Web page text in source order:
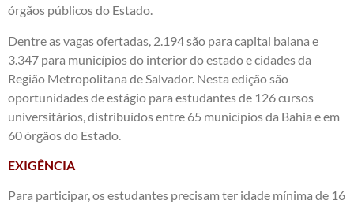
órgãos públicos do Estado.
Dentre as vagas ofertadas, 2.194 são para capital baiana e
3.347 para municípios do interior do estado e cidades da
Região Metropolitana de Salvador. Nesta edição são
oportunidades de estágio para estudantes de 126 cursos
universitários, distribuídos entre 65 municípios da Bahia e em
60 órgãos do Estado.
EXIGÊNCIA
Para participar, os estudantes precisam ter idade mínima de 16